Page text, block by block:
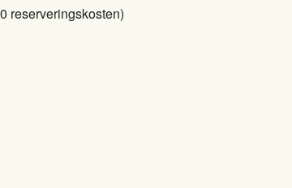
reserveringskosten)